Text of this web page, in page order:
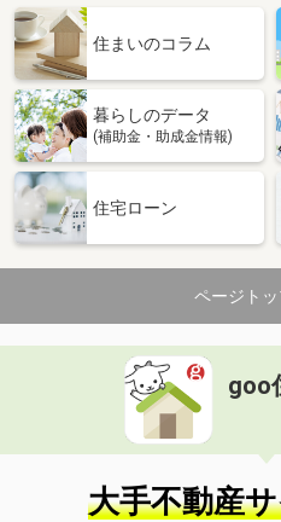
住まいのコラム
暮らしのデータ
(補助金・助成金情報)
住宅ローン
ページト
goo
大手不動産